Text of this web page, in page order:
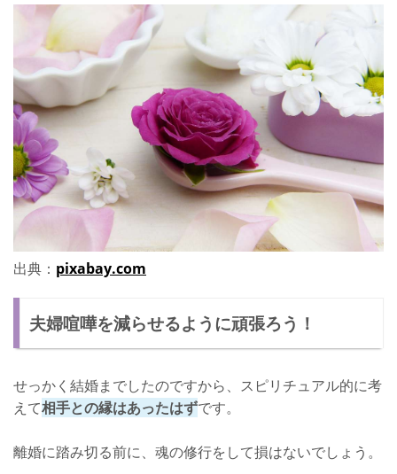
出典： pixabay.com
夫婦喧嘩を減らせるように頑張ろう！
せっかく結婚までしたのですから、スピリチュアル的に考
えて相手との縁はあったはずです。
離婚に踏み切る前に、魂の修行をして損はないでしょう。